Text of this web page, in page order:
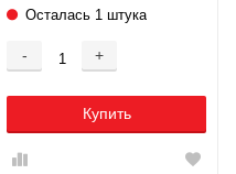
Осталась 1 штука
- +
Купить